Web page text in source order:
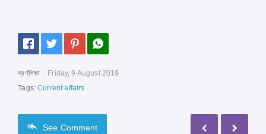
স্বর্ণশিক্ষা
Friday, 9 August 2019
Tags:Current affairs
See Comment